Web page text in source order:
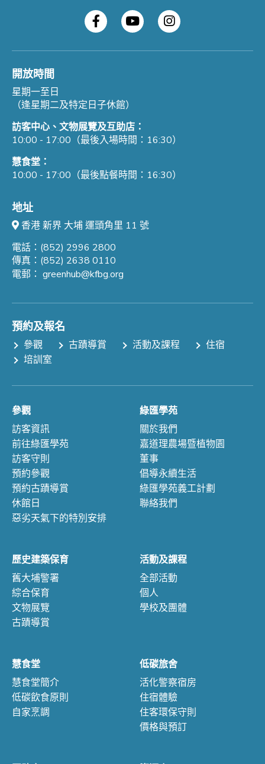
開放時間
星期一至日
（逢星期二及特定日子休館）
訪客中心、文物展覽及互助店：
10:00 - 17:00（最後入場時間：16:30）
慧食堂：
10:00 - 17:00（最後點餐時間：16:30）
地址
香港 新界 大埔 運頭角里 11 號
電話：(852) 2996 2800
傳真：(852) 2638 0110
電郵： greenhub@kfbg.org
預約及報名
參觀 古蹟導賞 活動及課程
住宿
培訓室
參觀
訪客資訊
前往綠匯學苑
訪客守則
預約參觀
預約古蹟導賞
休館日
惡劣天氣下的特別安排
綠匯學苑
關於我們
嘉道理農場暨植物園
董事
倡導永續生活
綠匯學苑義工計劃
聯絡我們
歷史建築保育
舊大埔警署
綜合保育
文物展覽
古蹟導賞
活動及課程
全部活動
個人
學校及團體
慧食堂
慧食堂簡介
低碳飲食原則
自家烹調
低碳旅舍
活化警察宿房
住宿體驗
住客環保守則
價格與預訂